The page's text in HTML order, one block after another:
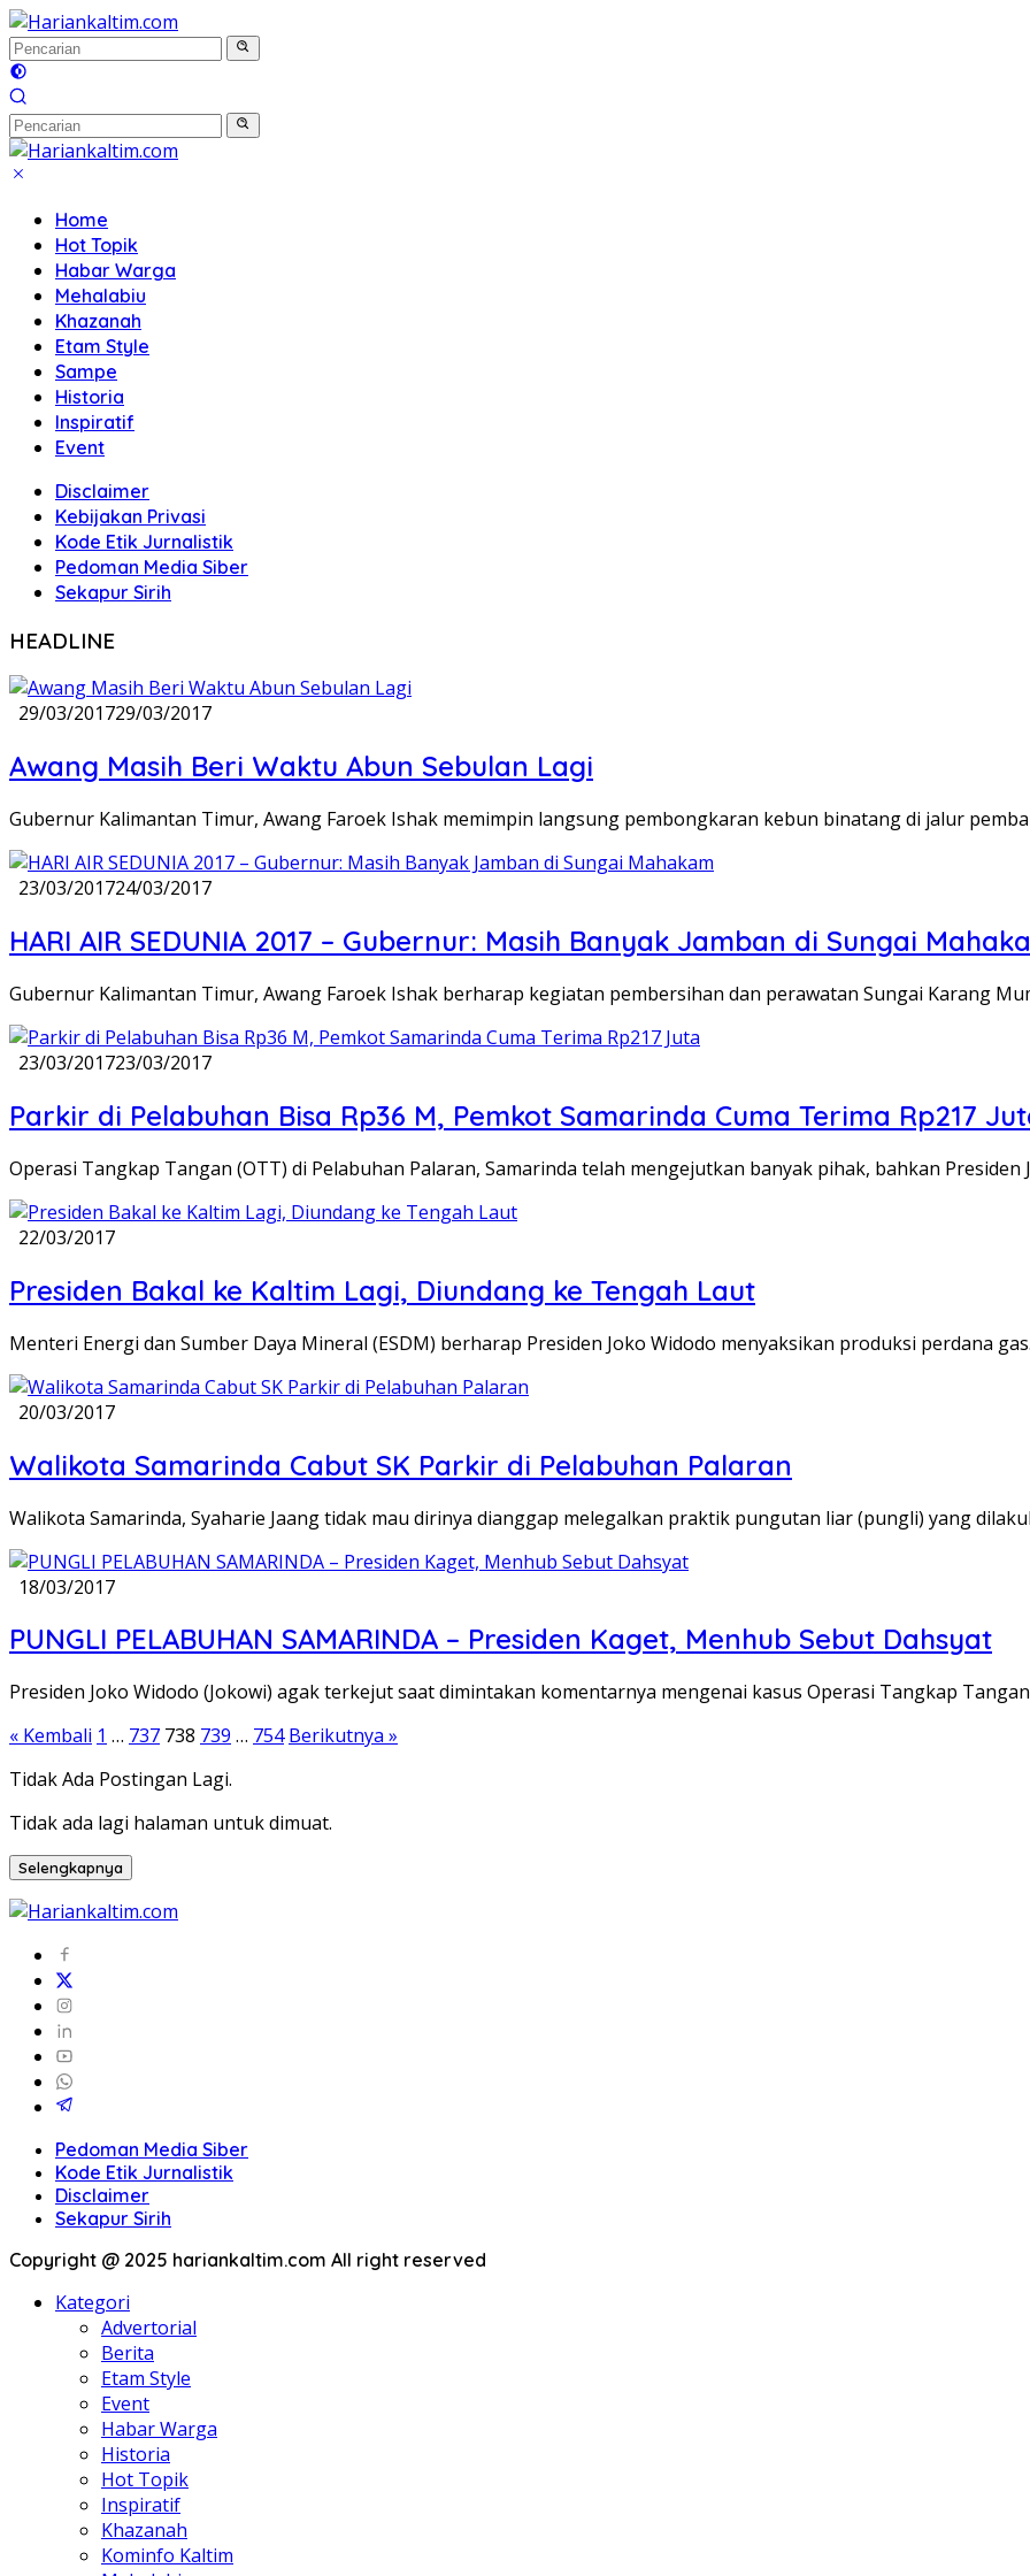
Langsung
ke
konten
Home
Hot Topik
Habar Warga
Mehalabiu
Khazanah
Etam Style
Sampe
Historia
Inspiratif
Event
Disclaimer
Kebijakan Privasi
Kode Etik Jurnalistik
Pedoman Media Siber
Sekapur Sirih
Hariankaltim.com
HEADLINE
29/03/201729/03/2017
Awang Masih Beri Waktu Abun Sebulan Lagi
Gubernur Kalimantan Timur, Awang Faroek Ishak memimpin langsung pembongkaran kebun binatang di jalur
23/03/201724/03/2017
HARI AIR SEDUNIA 2017 – Gubernur: Masih Banyak Jamban di Sungai
Gubernur Kalimantan Timur, Awang Faroek Ishak berharap kegiatan pembersihan dan perawatan Sungai Karang
23/03/201723/03/2017
Parkir di Pelabuhan Bisa Rp36 M, Pemkot Samarinda Cuma Terima Rp217
Operasi Tangkap Tangan (OTT) di Pelabuhan Palaran, Samarinda telah mengejutkan banyak pihak, bahkan Presiden
22/03/2017
Presiden Bakal ke Kaltim Lagi, Diundang ke Tengah Laut
Menteri Energi dan Sumber Daya Mineral (ESDM) berharap Presiden Joko Widodo menyaksikan produksi perdana
20/03/2017
Walikota Samarinda Cabut SK Parkir di Pelabuhan Palaran
Walikota Samarinda, Syaharie Jaang tidak mau dirinya dianggap melegalkan praktik pungutan liar (pungli) yang
18/03/2017
PUNGLI PELABUHAN SAMARINDA – Presiden Kaget, Menhub Sebut Dahsyat
Presiden Joko Widodo (Jokowi) agak terkejut saat dimintakan komentarnya mengenai kasus Operasi Tangkap
Paginasi
pos
« Kembali 1 … 737 738 739 … 754 Berikutnya »
Tidak Ada Postingan Lagi.
Tidak ada lagi halaman untuk dimuat.
Selengkapnya
Pedoman Media Siber
Kode Etik Jurnalistik
Disclaimer
Sekapur Sirih
Copyright @ 2025 hariankaltim.com All right reserved
Kategori
Advertorial
Berita
Etam Style
Event
Habar Warga
Historia
Hot Topik
Inspiratif
Khazanah
Kominfo Kaltim